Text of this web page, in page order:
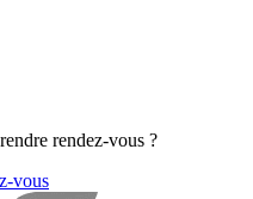
rendez-vous ?
vous